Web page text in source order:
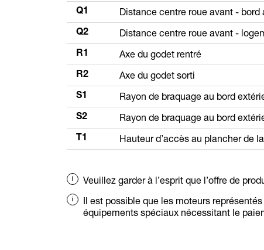
Q1 Distance centre roue avant - bord
Q2 Distance centre roue avant -
R1 Axe du godet rentré
R2 Axe du godet sorti
S1 Rayon de braquage au bord
S2 Rayon de braquage au bord
T1 Hauteur d’accès au plancher de
Veuillez garder à l’esprit que l’offre de
Il est possible que les moteurs
équipements spéciaux nécessitant le